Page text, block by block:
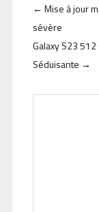
← Mise à jour
sévère
Galaxy S23
Séduisante →